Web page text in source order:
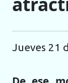
jueves 21